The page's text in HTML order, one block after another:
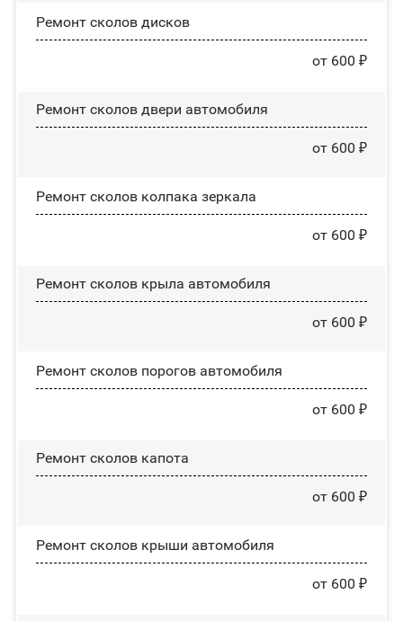
Ремонт сколов дисков
от 600 ₽
Ремонт сколов двери автомобиля
от 600 ₽
Ремонт сколов колпака зеркала
от 600 ₽
Ремонт сколов крыла автомобиля
от 600 ₽
Ремонт сколов порогов автомобиля
от 600 ₽
Ремонт сколов капота
от 600 ₽
Ремонт сколов крыши автомобиля
от 600 ₽